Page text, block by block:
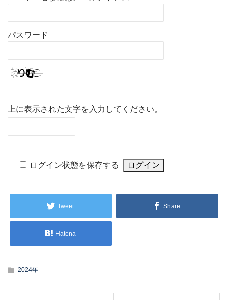
パスワード
上に表示された文字を入力してください。
ログイン状態を保存する
Tweet Share
Hatena
2024年